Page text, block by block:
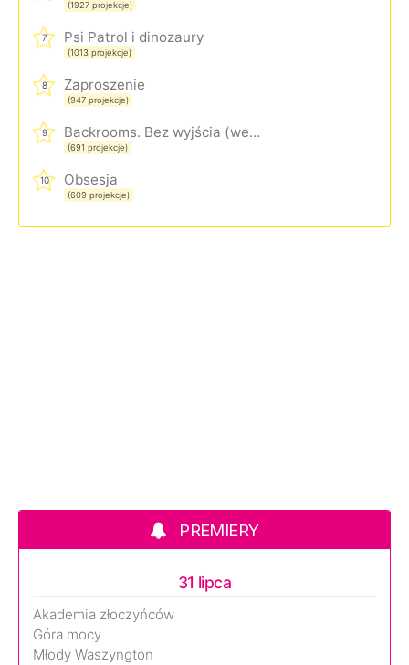
(1927 projekcje)
7 Psi Patrol i dinozaury
(1013 projekcje)
8 Zaproszenie
(947 projekcje)
9 Backrooms. Bez wyjścia (wersja rozszerzona)
(691 projekcje)
10 Obsesja
(609 projekcje)
PREMIERY
31 lipca
Akademia złoczyńców
Góra mocy
Młody Waszyngton